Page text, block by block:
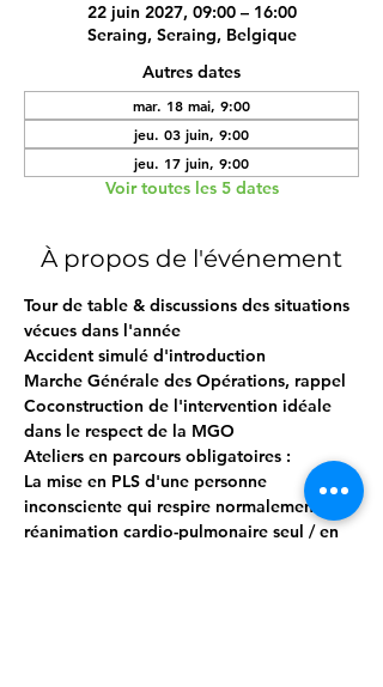
22 juin 2027, 09:00 – 16:00
Seraing, Seraing, Belgique
Autres dates
mar. 18 mai, 9:00
jeu. 03 juin, 9:00
jeu. 17 juin, 9:00
Voir toutes les 5 dates
À propos de l'événement
Tour de table & discussions des situations
vécues dans l'année
Accident simulé d'introduction
Marche Générale des Opérations, rappel
Coconstruction de l'intervention idéale
dans le respect de la MGO
Ateliers en parcours obligatoires :
La mise en PLS d'une personne
inconsciente qui respire normalementLa
réanimation cardio-pulmonaire seul / en